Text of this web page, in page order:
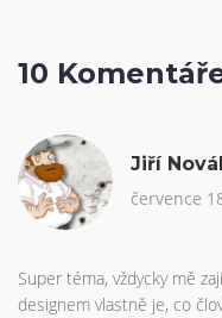
10
Jiří
července
Super téma, vždycky mě
designem vlastně je, co